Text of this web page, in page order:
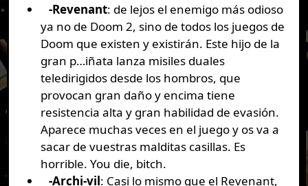
-Revenant: de lejos el enemigo más odioso
ya no de Doom 2, sino de todos los juegos de
Doom que existen y existirán. Este hijo de la
gran p…iñata lanza misiles duales
teledirigidos desde los hombros, que
provocan gran daño y encima tiene
resistencia alta y gran habilidad de evasión.
Aparece muchas veces en el juego y os va a
sacar de vuestras malditas casillas. Es
horrible. You die, bitch.
-Archi-vil: Casi lo mismo que el Revenant,